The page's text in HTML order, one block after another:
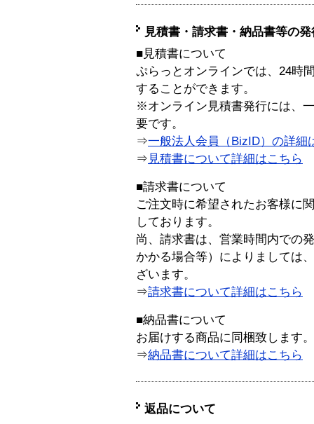
見積書・請求書・納品書等の
■見積書について
ぷらっとオンラインでは、24時
することができます。
※オンライン見積書発行には、
要です。
⇒一般法人会員（BizID）の詳細
⇒ 見積書について詳細はこちら
■請求書について
ご注文時に希望されたお客様に
しております。
尚、請求書は、営業時間内での
かかる場合等）によりましては
ざいます。
⇒請求書について詳細はこちら
■納品書について
お届けする商品に同梱致します。
⇒納品書について詳細はこちら
返品について